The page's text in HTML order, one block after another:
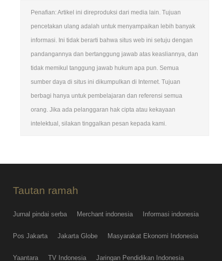
Penafian: Artikel ini direproduksi dari media lain. Tujuan
pencetakan ulang adalah untuk menyampaikan lebih banyak
informasi. Ini tidak berarti bahwa situs web ini setuju dengan
pandangannya dan bertanggung jawab atas keasliannya, dan
tidak memikul tanggung jawab hukum apa pun. Semua
sumber daya di situs ini dikumpulkan di Internet. Tujuan
berbagi hanya untuk pembelajaran dan referensi semua
orang. Jika ada pelanggaran hak cipta atau kekayaan
intelektual, silakan tinggalkan pesan kepada kami.
Tautan ramah
Jurnal pindai serba Merchant indonesia Informasi indonesia
Pos Jakarta Jakarta Globe Masyarakat Ekonomi Indonesia
Yaantara TV Indonesia Jaringan Pendidikan Indonesia